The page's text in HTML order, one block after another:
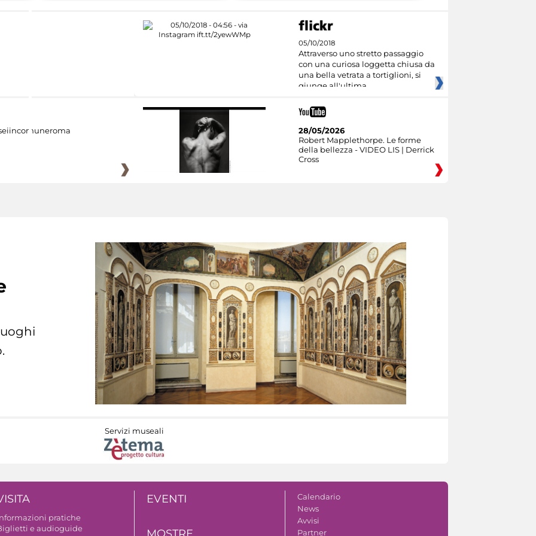
05/10/2018
Attraverso uno stretto passaggio
con una curiosa loggetta chiusa da
una bella vetrata a tortiglioni, si
giunge all'ultima
28/05/2026
Robert Mapplethorpe. Le forme
della bellezza - VIDEO LIS | Derrick
Cross
Servizi museali
pratiche
e audioguide
EVENTI
MOSTRE
Calendario
News
Avvisi
Partner